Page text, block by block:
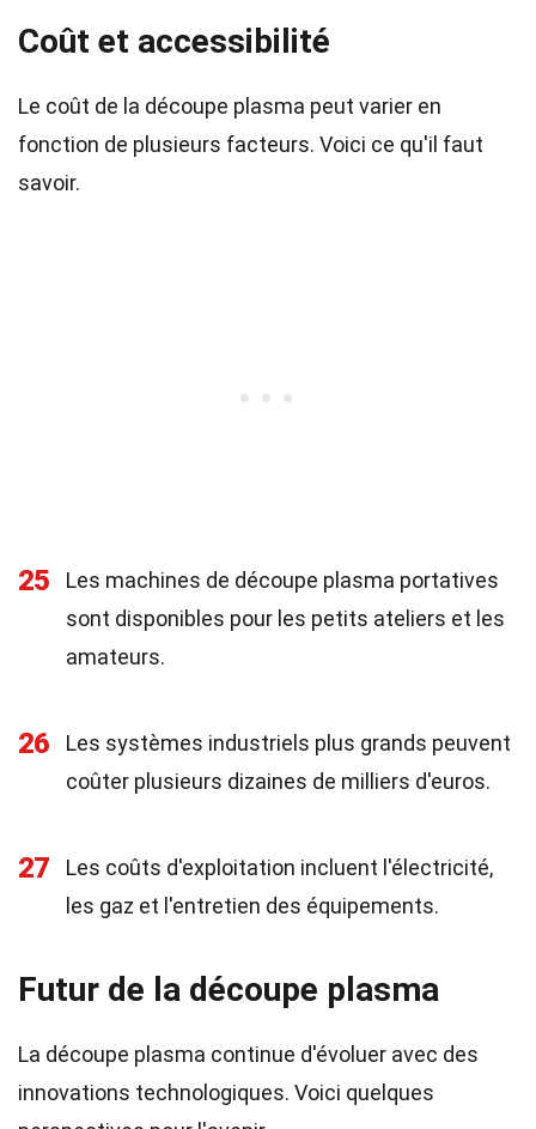
Coût et accessibilité
Le coût de la découpe plasma peut varier en
fonction de plusieurs facteurs. Voici ce qu'il faut
savoir.
25
Les machines de découpe plasma portatives
sont disponibles pour les petits ateliers et les
amateurs.
26
Les systèmes industriels plus grands peuvent
coûter plusieurs dizaines de milliers d'euros.
27
Les coûts d'exploitation incluent l'électricité,
les gaz et l'entretien des équipements.
Futur de la découpe plasma
La découpe plasma continue d'évoluer avec des
innovations technologiques. Voici quelques